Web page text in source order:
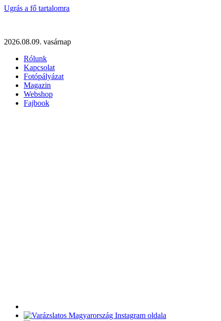
Ugrás a fő tartalomra
2026.08.09. vasárnap
Rólunk
Kapcsolat
Fotópályázat
Magazin
Webshop
Fajbook